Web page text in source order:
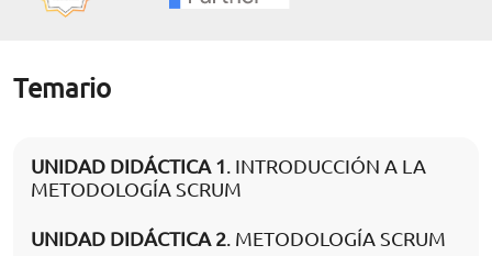
Temario
UNIDAD DIDÁCTICA 1. INTRODUCCIÓN A LA
METODOLOGÍA SCRUM
UNIDAD DIDÁCTICA 2. METODOLOGÍA SCRUM